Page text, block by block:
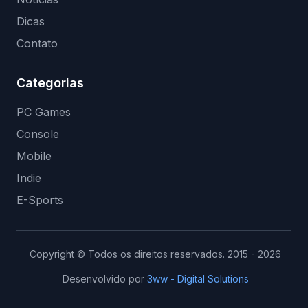
Dicas
Contato
Categorias
PC Games
Console
Mobile
Indie
E-Sports
Copyright © Todos os direitos reservados. 2015 - 2026
Desenvolvido por 3ww - Digital Solutions